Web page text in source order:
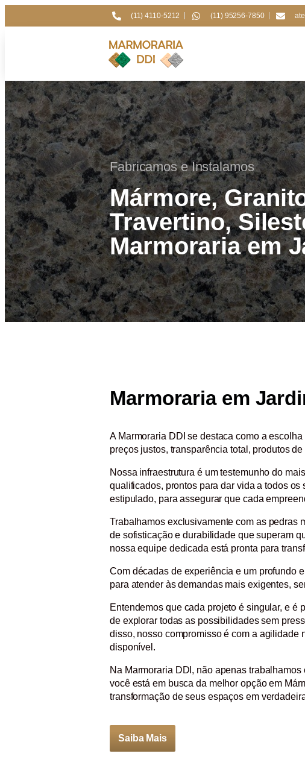
(11) 4110-5212 (11) 95256-7850
Fabricamos e Instalamos
Mármore,
Travertino,
Marmoraria em
Marmoraria em
A Marmoraria DDI se destaca como a
preços justos, transparência total, produtos
Nossa infraestrutura é um testemunho do
qualificados, prontos para dar vida a todos
estipulado, para assegurar que cada
Trabalhamos exclusivamente com as pedras
de sofisticação e durabilidade que superam
nossa equipe dedicada está pronta para
Com décadas de experiência e um profundo
para atender às demandas mais exigentes,
Entendemos que cada projeto é singular, e é
de explorar todas as possibilidades sem
disso, nosso compromisso é com a agilidade
disponível.
Na Marmoraria DDI, não apenas
você está em busca da melhor opção em
transformação de seus espaços em
Saiba Mais